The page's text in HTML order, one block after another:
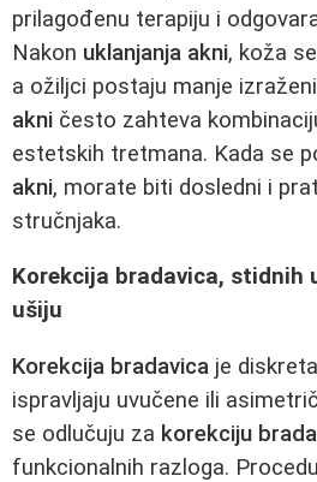
prilagođenu terapiju i
Nakon uklanjanja akni, koža
a ožiljci postaju manje
akni često zahteva
estetskih tretmana. Kada se
akni, morate biti dosledni i
stručnjaka.
Korekcija bradavica, stidnih
ušiju
Korekcija bradavica je
ispravljaju uvučene ili
se odlučuju za korekciju
funkcionalnih razloga.